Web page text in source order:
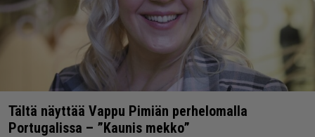
Tältä näyttää Vappu Pimiän perhelomalla
Portugalissa – ”Kaunis mekko”